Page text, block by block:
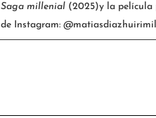
Saga millenial (2025)y la
de Instagram: